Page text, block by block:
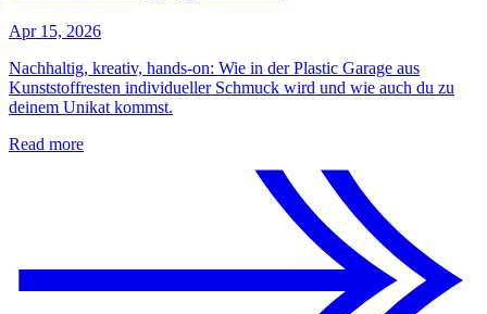
Apr 15, 2026
Nachhaltig, kreativ, hands-on: Wie in der Plastic Garage aus
Kunststoffresten individueller Schmuck wird und wie auch du zu
deinem Unikat kommst.
Read more